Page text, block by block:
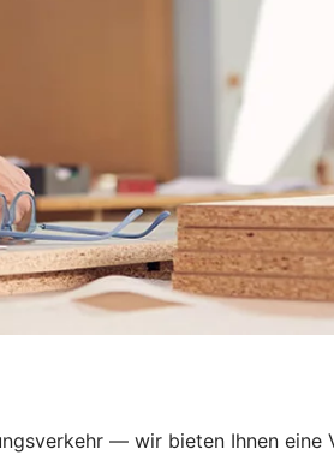
— wir bieten Ihnen eine